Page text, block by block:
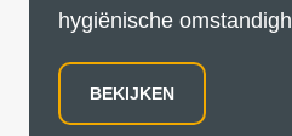
hygiënische
van de juiste
voedselproducenten.
BEKIJKEN